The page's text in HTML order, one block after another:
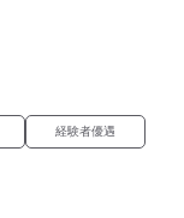
経験者優遇